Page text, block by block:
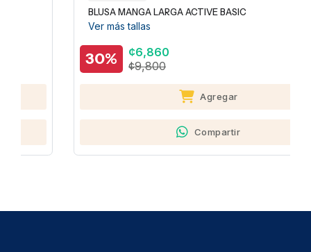
BLUSA MANGA LARGA ACTIVE BASIC
Ver más tallas
¢6,860
¢9,800
Agregar
Compartir